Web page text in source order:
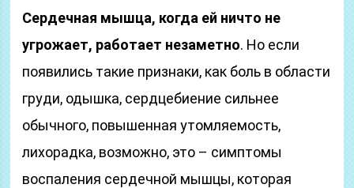
Сердечная мышца, когда ей ничто не
угрожает, работает незаметно. Но если
появились такие признаки, как боль в области
груди, одышка, сердцебиение сильнее
обычного, повышенная утомляемость,
лихорадка, возможно, это – симптомы
воспаления сердечной мышцы, которая